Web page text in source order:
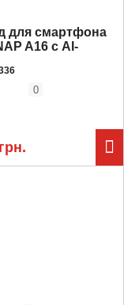
для смартфона
A16 с AI-
осевой /
1800 мАч /
до 1.8м /
пульт
0